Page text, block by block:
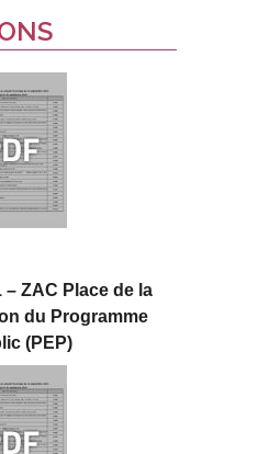
– ZAC Place de la
du Programme
(PEP)